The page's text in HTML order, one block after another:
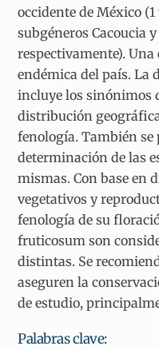
occidente de México
subgéneros Cacoucia
respectivamente).
endémica del país. La
incluye los sinónimos
distribución
fenología. También se
determinación de las
mismas. Con base en
vegetativos y
fenología de su
fruticosum son
distintas. Se
aseguren la
de estudio,
Palabras clave: